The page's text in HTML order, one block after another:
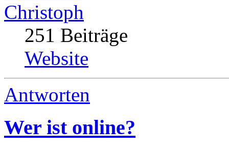
Christoph
251 Beiträge
Website
Antworten
Wer ist online?